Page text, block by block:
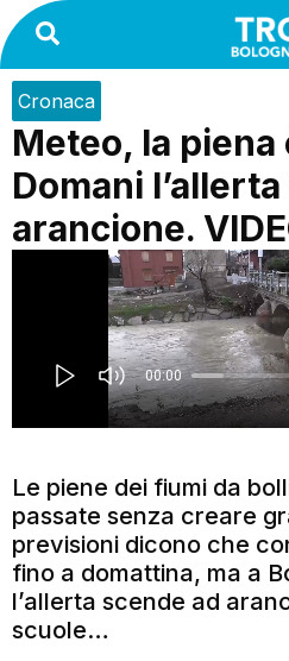
Cronaca
Meteo, la piena
Domani
arancione.
Le piene dei fiumi da
passate senza creare
previsioni dicono che
fino a domattina, ma a
l’allerta scende ad
scuole…